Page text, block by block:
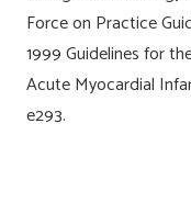
Force on Practice
1999 Guidelines for
Acute Myocardial
e293.